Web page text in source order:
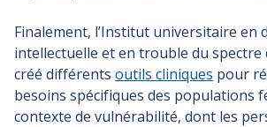
Finalement, l’Institut universitaire en
intellectuelle et en trouble du spectre
créé différents outils cliniques pour
besoins spécifiques des populations
contexte de vulnérabilité, dont les